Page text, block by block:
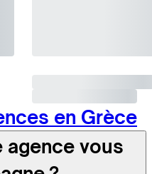
en Grèce
agence vous